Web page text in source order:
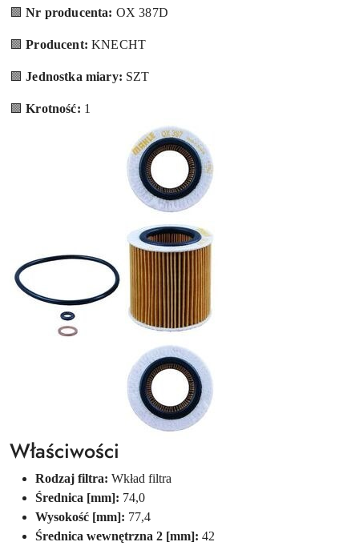
🟩Nr producenta: OX 387D
🟩Producent: KNECHT
🟩Jednostka miary: SZT
🟩Krotność: 1
Właściwości
Rodzaj filtra: Wkład filtra
Średnica [mm]: 74,0
Wysokość [mm]: 77,4
Średnica wewnętrzna 2 [mm]: 42